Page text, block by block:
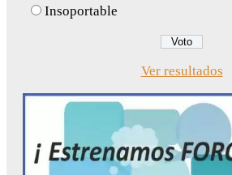
Insoportable
Ver resultados